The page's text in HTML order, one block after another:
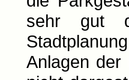
sehr gut
Anlagen der